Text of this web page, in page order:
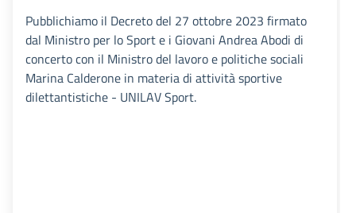
Pubblichiamo il Decreto del 27 ottobre 2023 firmato
dal Ministro per lo Sport e i Giovani Andrea Abodi di
concerto con il Ministro del lavoro e politiche sociali
Marina Calderone in materia di attività sportive
dilettantistiche - UNILAV Sport.